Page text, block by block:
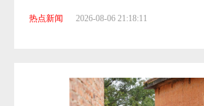
热点新闻 2026-08-06 21:18:11